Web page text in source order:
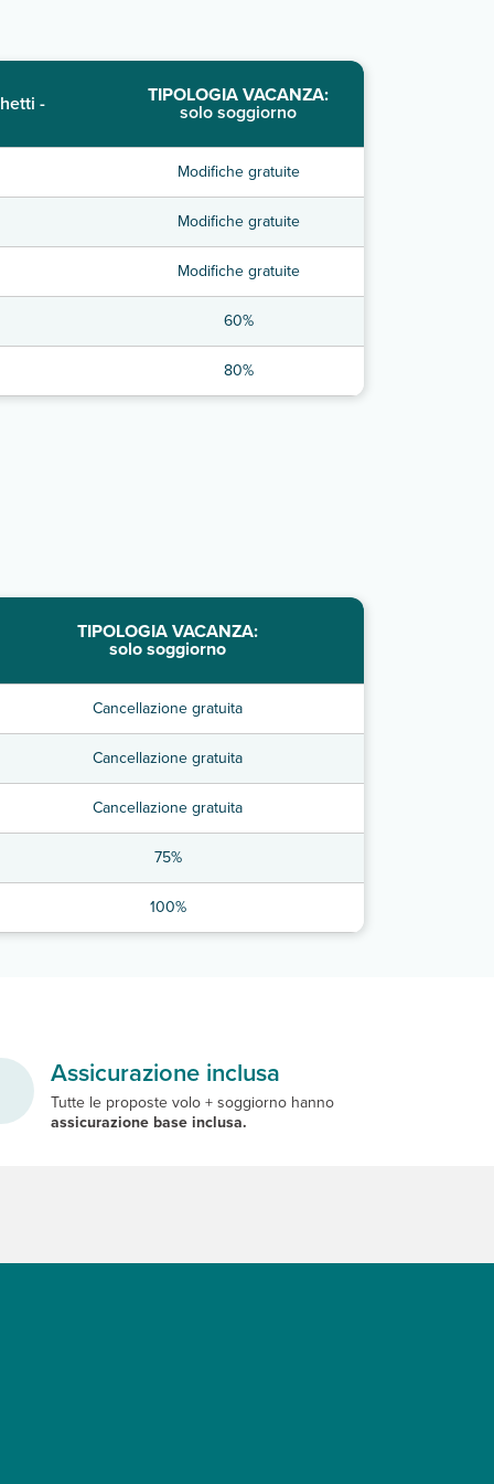
- TIPOLOGIA VACANZA:
solo soggiorno
Modifiche gratuite
Modifiche gratuite
Modifiche gratuite
60%
80%
TIPOLOGIA VACANZA:
solo soggiorno
Cancellazione gratuita
Cancellazione gratuita
Cancellazione gratuita
75%
100%
Assicurazione inclusa
Tutte le proposte volo + soggiorno hanno
assicurazione base inclusa.